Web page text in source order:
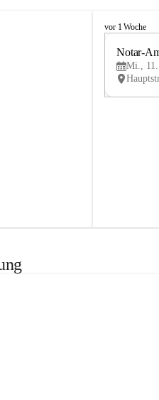
V
vor 1 Woche
Notar-
Mi.,